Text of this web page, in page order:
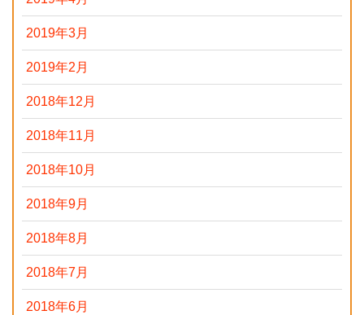
2019年3月
2019年2月
2018年12月
2018年11月
2018年10月
2018年9月
2018年8月
2018年7月
2018年6月